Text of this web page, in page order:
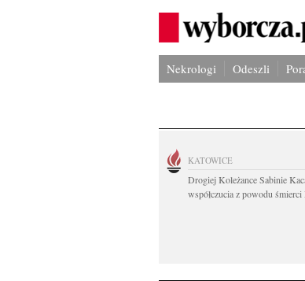
Nekrologi Odeszli
KATOWICE
Drogiej Koleżance Sabinie
współczucia z powodu śmierci